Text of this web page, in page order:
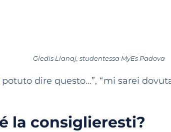
Gledis Llanaj, studentessa MyEs Padova
dire questo…”, “mi sarei
la consiglieresti?